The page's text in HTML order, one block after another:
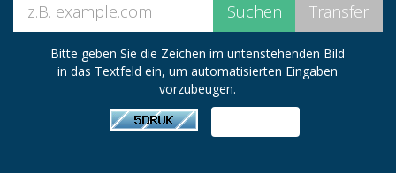
Bitte geben Sie die Zeichen im untenstehenden Bild
in das Textfeld ein, um automatisierten Eingaben
vorzubeugen.